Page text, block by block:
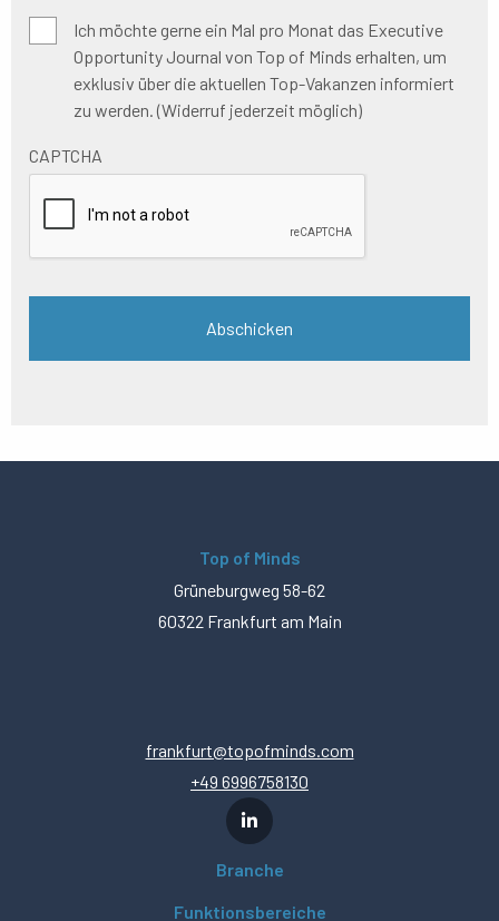
Executive
Opportunity
Laufenden
gehalten
zu
werden
Ich möchte gerne ein Mal pro Monat das Executive
Opportunity Journal von Top of Minds erhalten, um
exklusiv über die aktuellen Top-Vakanzen informiert
zu werden. (Widerruf jederzeit möglich)
CAPTCHA
Top of Minds
Grüneburgweg 58-62
60322 Frankfurt am Main
frankfurt@topofminds.com
+49 6996758130
Branche
Funktionsbereiche